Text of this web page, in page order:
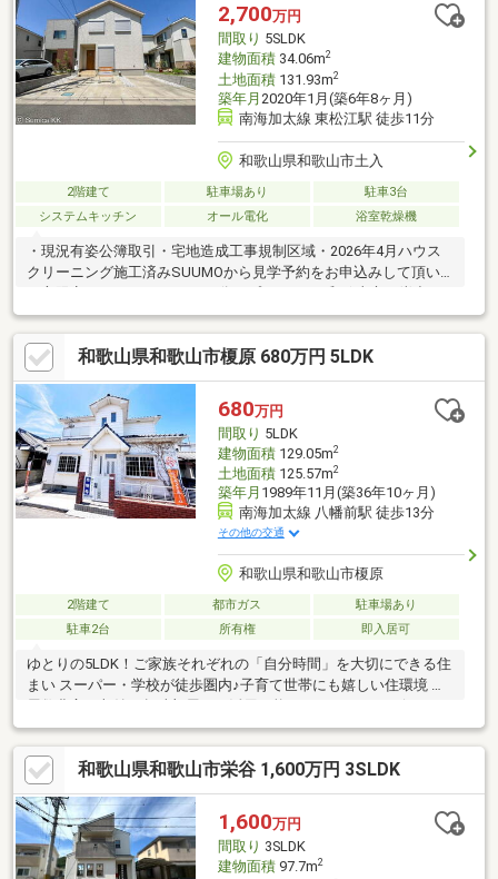
2,700万円
間取り 5SLDK
建物面積34.06m2
土地面積131.93m2
築年月 2020年1月(築6年8ヶ月)
南海加太線 東松江駅 徒歩11分
和歌山県和歌山市土入
2階建て 駐車場あり
駐車3台
システムキッチン
オール電化 浴室乾燥機
・現況有姿公簿取引・宅地造成工事規制区域・2026年4月ハウス
クリーニング施工済みSUUMOから見学予約をお申込みして頂い
市・海南市の中古一戸建て・中古マンションはスミカへ！リフォ
ーム・リノベーションもお任せください！弊社グループ会社に
て、注文建築も可能です。ご予算に合わせてご提案いたします
♪『ローン相談だけ』『お家の中だけ見てみたい』『予算に合わせ
て理想の暮らしを相談したい』などご要望にお応えいたします！
お気軽に「お電話」または「資料請求ボタン」からお問い合わせ
ください！
和歌山県和歌山市榎原 680万円 5LDK
680万円
間取り 5LDK
建物面積129.05m2
土地面積125.57m2
築年月 1989年11月(築36年10ヶ月)
南海加太線 八幡前駅 徒歩13分
その他の交通
和歌山県和歌山市榎原
2階建て 都市ガス
駐車場あり
駐車2台
所有権 即入居可
ゆとりの5LDK！ご家族それぞれの「自分時間」を大切にできる住
まい スーパー・学校が徒歩圏内♪子育て世帯にも嬉しい住環境 部
ラッグストア充実地元和歌山のことなら弊社にお任せ下さい。詳
細資料のご請求・物件見学のご依頼は【資料請求】【電話で問い
合わせ】【来場予約】をクリック◎事前にご連絡いただくとスム
ーズにご案内できます。お気軽にご連絡ください♪
和歌山県和歌山市栄谷 1,600万円 3SLDK
1,600万円
間取り 3SLDK
建物面積97.7m2